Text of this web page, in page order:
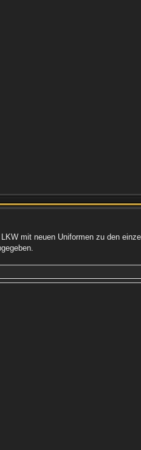
mit neuen Uniformen zu den